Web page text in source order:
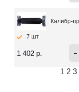
Калибр-
7 шт
1 402 р. -
1 2 3